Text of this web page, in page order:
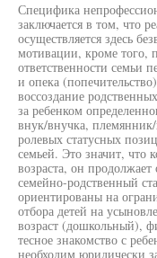
Специфика
заключается в том, что
осуществляется здесь
мотивации, кроме того,
ответственности семьи
и опека
воссоздание
за ребенком
внук/внучка,
ролевых статусных
семьей. Это значит, что
возраста, он продолжает
семейно-родственный
ориентированы на
отбора детей на
возраст (дошкольный),
тесное знакомство с
необходим юридически